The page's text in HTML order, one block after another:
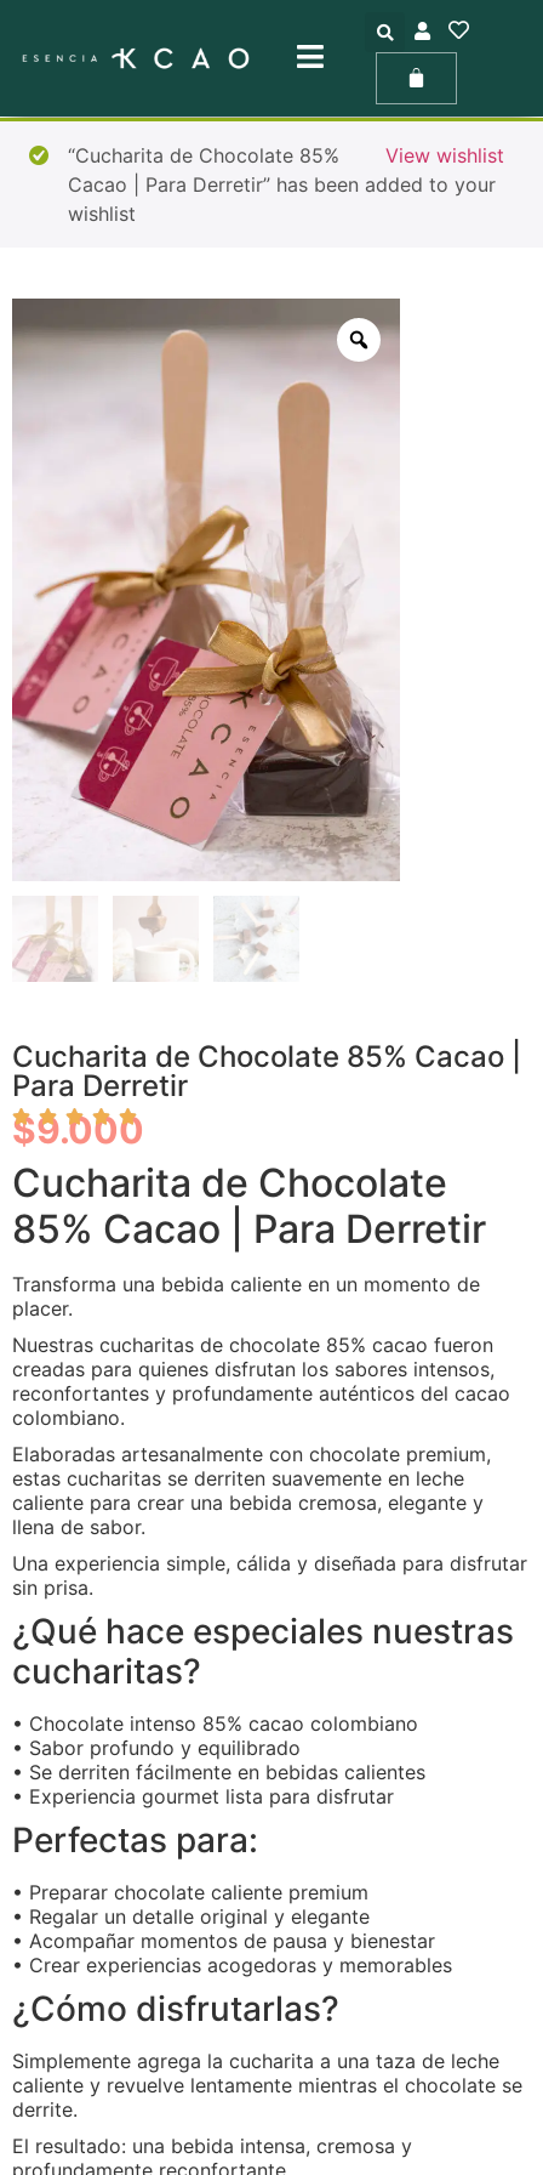
View wishlist
“Cucharita de Chocolate 85%
Cacao | Para Derretir” has been added to your
wishlist
Cucharita de Chocolate 85% Cacao |
Para Derretir
$9.000
Cucharita de Chocolate
85% Cacao | Para Derretir
Transforma una bebida caliente en un momento de
placer.
Nuestras cucharitas de chocolate 85% cacao fueron
creadas para quienes disfrutan los sabores intensos,
reconfortantes y profundamente auténticos del cacao
colombiano.
Elaboradas artesanalmente con chocolate premium,
estas cucharitas se derriten suavemente en leche
caliente para crear una bebida cremosa, elegante y
llena de sabor.
Una experiencia simple, cálida y diseñada para disfrutar
sin prisa.
¿Qué hace especiales nuestras
cucharitas?
• Chocolate intenso 85% cacao colombiano
• Sabor profundo y equilibrado
• Se derriten fácilmente en bebidas calientes
• Experiencia gourmet lista para disfrutar
Perfectas para:
• Preparar chocolate caliente premium
• Regalar un detalle original y elegante
• Acompañar momentos de pausa y bienestar
• Crear experiencias acogedoras y memorables
¿Cómo disfrutarlas?
Simplemente agrega la cucharita a una taza de leche
caliente y revuelve lentamente mientras el chocolate se
derrite.
El resultado: una bebida intensa, cremosa y